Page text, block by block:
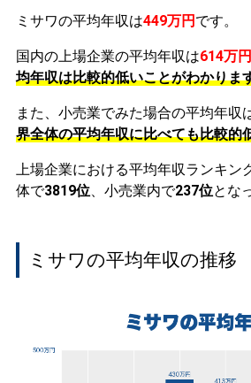
ミサワの平均年収は449万円 です。
国内の上場企業の平均年収は614万円
均年収は比較的低いことがわかりま
また、小売業でみた場合の平均年収
界全体の平均年収に比べても比較的
上場企業における平均年収ランキン
体で3819位、小売業内で237位とな
ミサワの平均年収の推移